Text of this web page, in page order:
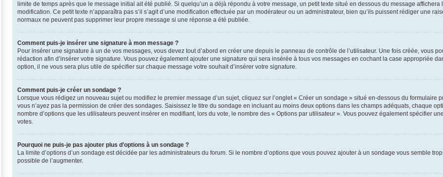
limite de temps après que le message initial ait été publié. Si quelqu’un a déjà répondu à votre message, un petit texte situé en dessous du message
modification. Ce petit texte n’apparaîtra pas s’il s’agit d’une modification effectuée par un modérateur ou un administrateur, bien qu’ils puissent rédiger une
normaux ne peuvent pas supprimer leur propre message si une réponse a été publiée.
Comment puis-je insérer une signature à mon message ?
Pour insérer une signature à un de vos messages, vous devez tout d’abord en créer une depuis le panneau de contrôle de l’utilisateur. Une fois créée, vous
rédaction afin d’insérer votre signature. Vous pouvez également ajouter une signature qui sera insérée à tous vos messages en cochant la case appropriée
option, il ne vous sera plus utile de spécifier sur chaque message votre souhait d’insérer votre signature.
Comment puis-je créer un sondage ?
Lorsque vous rédigez un nouveau sujet ou modifiez le premier message d’un sujet, cliquez sur l’onglet « Créer un sondage » situé en-dessous du
vous n’ayez pas la permission de créer des sondages. Saisissez le titre du sondage en incluant au moins deux options dans les champs adéquats, chaque
nombre d’options que les utilisateurs peuvent insérer en modifiant, lors du vote, le nombre des « Options par utilisateur ». Vous pouvez également spécifier
votes.
Pourquoi ne puis-je pas ajouter plus d’options à un sondage ?
La limite d’options d’un sondage est décidée par les administrateurs du forum. Si le nombre d’options que vous pouvez ajouter à un sondage vous semble
possible de l’augmenter.